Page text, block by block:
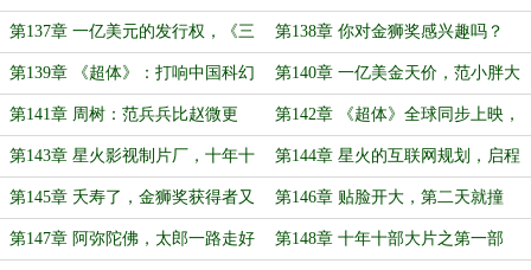
公司的契机
第137章 一亿美元的发行权，《三
块广告牌》杀青
第138章 你对金狮奖感兴趣吗？
第139章 《超体》：打响中国科幻
第一枪
第140章 一亿美金天价，范小胖大
战薇震天
第141章 周树：范兵兵比赵微更
好！
第142章 《超体》全球同步上映，
票房大爆之路
第143章 星火影视制片厂，十年十
部大片
第144章 星火的互联网规划，启程
去威尼斯
第145章 夭寿了，金狮奖获得者又
开炮了
第146章 贴脸开大，第二天就撞
（求订阅，求月票！））
第147章 阿弥陀佛，太郎一路走好 第148章 十年十部大片之第一部